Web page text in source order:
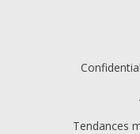
Tendances